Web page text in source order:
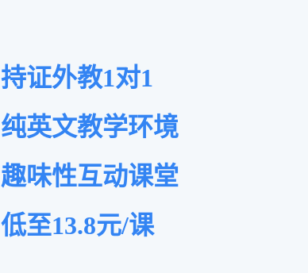
持证外教1对1
纯英文教学环境
趣味性互动课堂
低至13.8元/课